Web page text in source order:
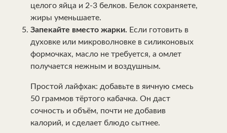
целого яйца и 2-3 белков. Белок сохраняете,
жиры уменьшаете.
Запекайте вместо жарки. Если готовить в
духовке или микроволновке в силиконовых
формочках, масло не требуется, а омлет
получается нежным и воздушным.
Простой лайфхак: добавьте в яичную смесь
50 граммов тёртого кабачка. Он даст
сочность и объём, почти не добавив
калорий, и сделает блюдо сытнее.